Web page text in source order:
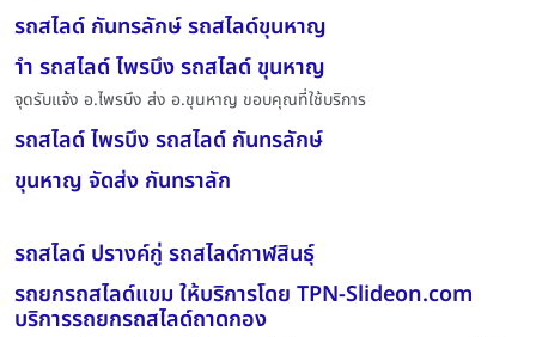
รถสไลด์ กันทรลักษ์ รถสไลด์ขุนหาญ
ำำ รถสไลด์ ไพรบึง รถสไลด์ ขุนหาญ
จุดรับแจ้ง อ.ไพรบึง ส่ง อ.ขุนหาญ ขอบคุณที่ใช้บริการ
รถสไลด์ ไพรบึง รถสไลด์ กันทรลักษ์
ขุนหาญ จัดส่ง กันทราลัก
รถสไลด์ ปรางค์กู่ รถสไลด์กาฬสินธุ์
รถยกรถสไลด์แขม ให้บริการโดย TPN-Slideon.com
บริการรถยกรถสไลด์ถาดกอง